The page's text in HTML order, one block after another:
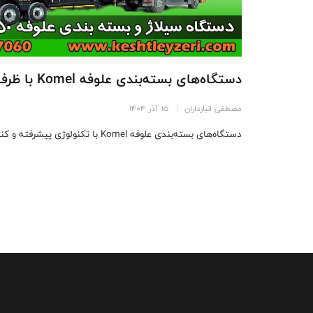
دستگاه‌های بسته‌بندی علوفه Komel با ظرفیت 50 تا 1500 کیلوگرم
مصطفی انبارداران 15 آذر 1404
دستگاه‌های بسته‌بندی علوفه Komel با تکنولوژی پیشرفته و کنترل تمام اتوماتیک، بسته‌بندی ...